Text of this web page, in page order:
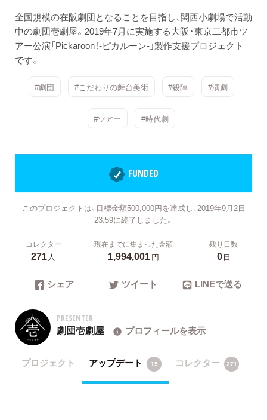
全国規模の在阪劇団となることを目指し、関西小劇場で活動
中の劇団壱劇屋。2019年7月に実施する大阪・東京二都市ツ
アー公演「Pickaroon！-ピカルーン-」製作支援プロジェクト
です。
#劇団 #こだわりの舞台美術 #殺陣 #演劇
#ツアー #時代劇
FUNDED
このプロジェクトは、目標金額500,000円を達成し、2019年9月2日
23:59に終了しました。
コレクター
271人
現在までに集まった金額
1,994,001円
残り日数
0日
シェア ツイート LINEで送る
PRESENTER
劇団壱劇屋 プロフィールを表示
プロジェクト アップデート 15 コレクター 271